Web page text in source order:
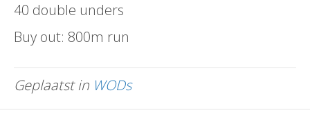
40 double unders
Buy out: 800m run
Geplaatst in WODs